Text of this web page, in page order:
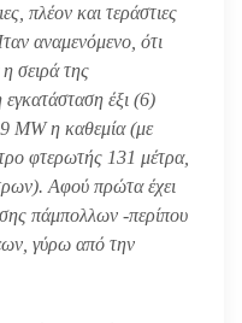
πλέον και τεράστιες
αναμενόμενο, ότι
σειρά της
εγκατάσταση έξι (6)
MW η καθεμία (με
φτερωτής 131 μέτρα,
Αφού πρώτα έχει
πάμπολλων -περίπου
γύρω από την